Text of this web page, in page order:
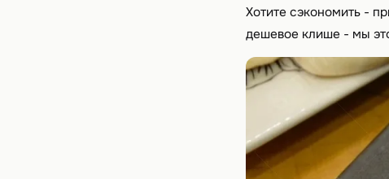
Хотите сэкономить -
дешевое клише - мы